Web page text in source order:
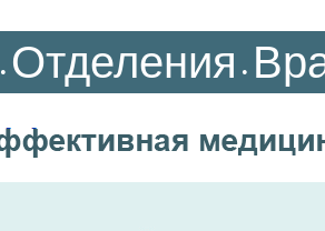
• Отделения •